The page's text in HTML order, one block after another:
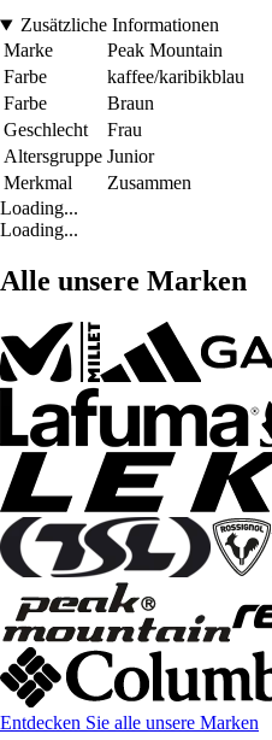
Zusätzliche Informationen
Marke
Peak Mountain
Farbe
kaffee/karibikblau
Farbe
Braun
Geschlecht
Frau
Altersgruppe Junior
Merkmal
Zusammen
Loading...
Loading...
Alle unsere Marken
Entdecken Sie alle unsere Marken